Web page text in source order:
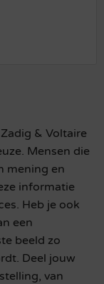
& Voltaire
Mensen die
mening en
informatie
Heb je ook
een
beeld zo
Deel jouw
van